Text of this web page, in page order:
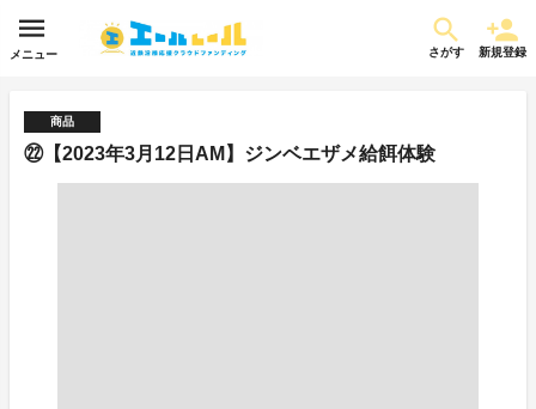
メニュー さがす 新規登録
商品
㉒【2023年3月12日AM】ジンベエザメ給餌体験